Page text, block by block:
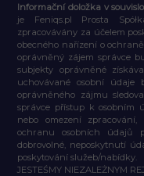
Informační doložka v
je Feniqs.pl Prosta
zpracovávány za účelem
obecného nařízení o
oprávněný zájem správce
subjekty oprávněné
uchovávané osobní
oprávněného zájmu
správce přístup k osobním
nebo omezení
ochranu osobních údajů
dobrovolné, neposkytnutí
poskytování služeb/nabídky.
JESTEŚMY NIEZALEŻNYM